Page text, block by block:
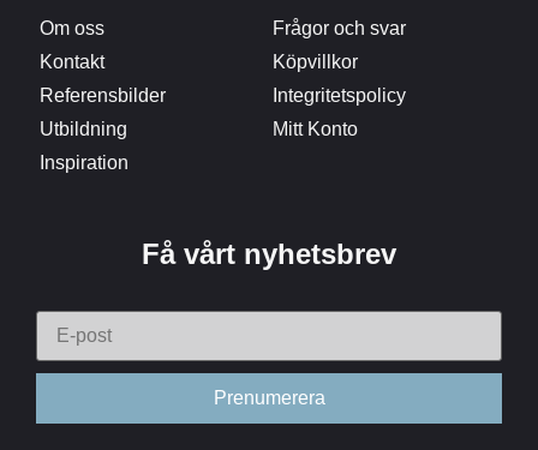
Om oss
Kontakt
Referensbilder
Utbildning
Inspiration
Frågor och svar
Köpvillkor
Integritetspolicy
Mitt Konto
Få vårt nyhetsbrev